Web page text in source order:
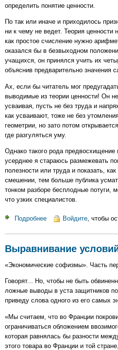
определить понятие ценности.
По так или иначе и приходилось
ни к чему не ведет. Теория ценности
как простое счисление нужно
оказался бы в безвыходном
учащихся, он принялся учить их
объяснив предварительно значения
Ах, если бы читатель мог
выводимые из теории ценности! Он
усваивая, пусть не без труда и
как усваивают, тоже не без
геометрии, но зато потом
где разгуляться уму.
Однако такого рода
усерднее я стараюсь размежевать
полезности или труда и показать,
смешении, тем больше публика
тонком разборе бесплодные потуги,
что узких специалистов.
Подробнее
ПОВОДУ
Войдите , чтобы
Выравнивание
«Экономические софизмы». Часть
Говорят... Но, чтобы не быть
ложные выводы в уста защитников
приведу слова одного из его самых
«Мы считаем, что во Франции
ограничиваться обложением
которая равнялась бы разности
этого товара во Франции и той